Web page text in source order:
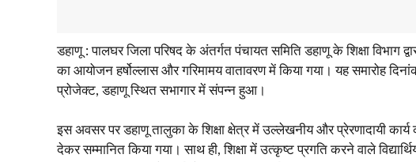
डहाणू : पालघर जिला परिषद के अंतर्गत पंचायत समिति डहाणू के शिक्षा विभाग
का आयोजन हर्षोल्लास और गरिमामय वातावरण में किया गया। यह समारोह
प्रोजेक्ट, डहाणू स्थित सभागार में संपन्न हुआ।
इस अवसर पर डहाणू तालुका के शिक्षा क्षेत्र में उल्लेखनीय और प्रेरणादायी
देकर सम्मानित किया गया। साथ ही, शिक्षा में उत्कृष्ट प्रगति करने वाले